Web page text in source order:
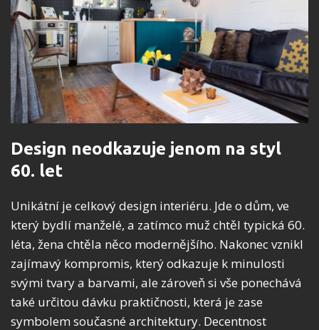
Design neodkazuje jenom na styl
60. let
Unikátní je celkový design interiéru. Jde o dům, ve
který bydlí manželé, a zatímco muž chtěl typická 60.
léta, žena chtěla něco modernějšího. Nakonec vznikl
zajímavý kompromis, který odkazuje k minulosti
svými tvary a barvami, ale zároveň si vše ponechává
také určitou dávku praktičnosti, která je zase
symbolem současné architektury. Decentnost